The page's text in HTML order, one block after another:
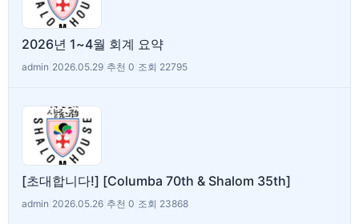
2026년 1~4월 회계 요약
admin 2026.05.29 추천 0 조회 22795
[초대합니다!] [Columba 70th & Shalom 35th]
admin 2026.05.26 추천 0 조회 23868